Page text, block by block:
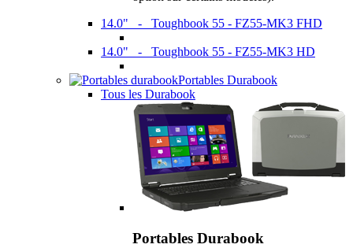
14.0" - Toughbook 55 - FZ55-MK3 FHD
14.0" - Toughbook 55 - FZ55-MK3 HD
Portables Durabook
Tous les Durabook
Portables Durabook